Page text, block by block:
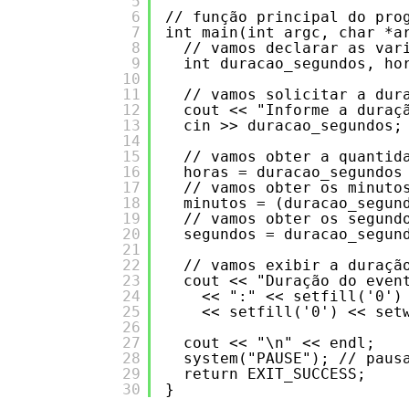
6
7
8
9
10
11
12
13
14
15
16
17
18
19
20
21
22
23
24
25
26
27
28
29
30
// função principal do
int main(int argc, char
// vamos declarar as
int duracao_segundos,
// vamos solicitar a
cout << "Informe a
cin >> duracao_segundos;
// vamos obter a
horas =
// vamos obter os
minutos =
// vamos obter os
segundos =
// vamos exibir a
cout << "Duração do
<< ":" << setfill('0')
<< setfill('0') <<
cout << "\n" << endl;
system("PAUSE"); //
return EXIT_SUCCESS;
}